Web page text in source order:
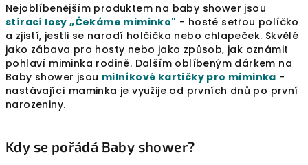
Nejoblíbenějším produktem na baby shower jsou
stírací losy „Čekáme miminko" - hosté setřou políčko
a zjistí, jestli se narodí holčička nebo chlapeček. Skvělé
jako zábava pro hosty nebo jako způsob, jak oznámit
pohlaví miminka rodině. Dalším oblíbeným dárkem na
Baby shower jsou milníkové kartičky pro miminka -
nastávající maminka je využije od prvních dnů po první
narozeniny.
Kdy se pořádá Baby shower?